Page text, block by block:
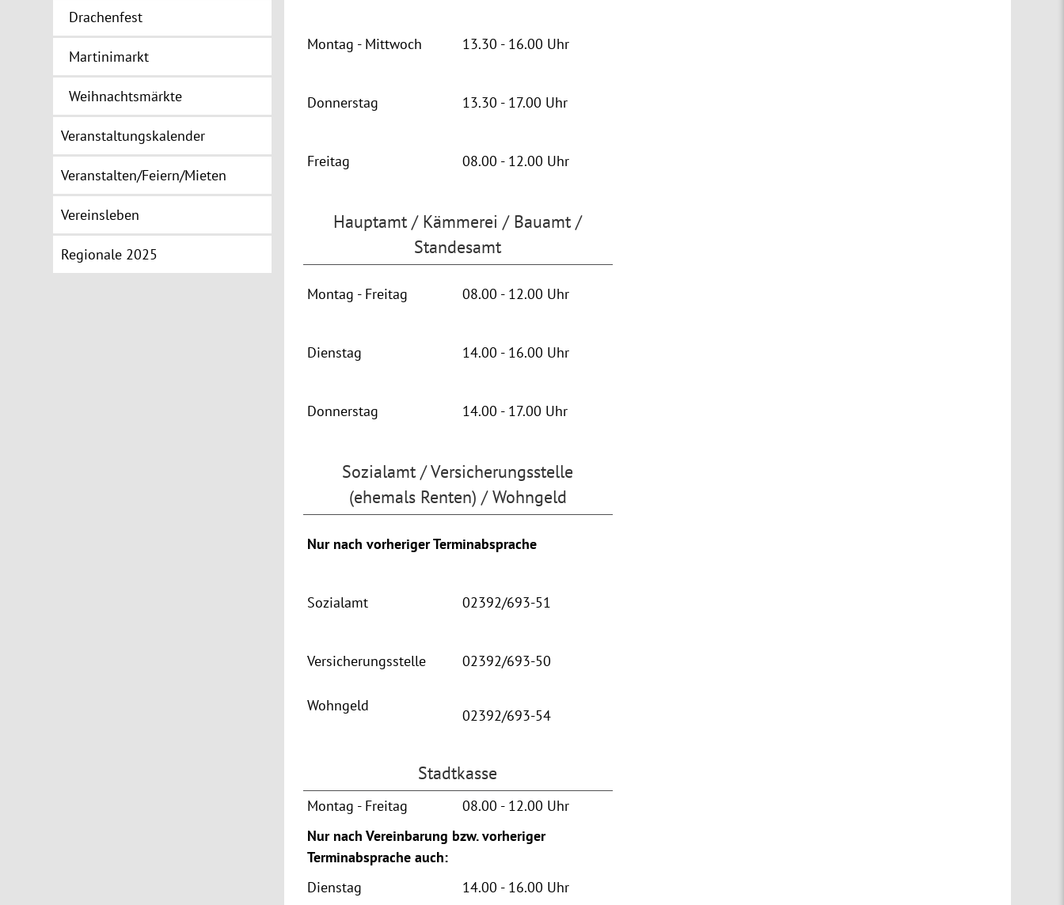
Drachenfest
Martinimarkt
Weihnachtsmärkte
Veranstaltungskalender
Veranstalten/Feiern/Mieten
Vereinsleben
Regionale 2025
Montag - Mittwoch 13.30 - 16.00 Uhr
Donnerstag 13.30 - 17.00 Uhr
Freitag 08.00 - 12.00 Uhr
Hauptamt / Kämmerei / Bauamt /
Standesamt
Montag - Freitag 08.00 - 12.00 Uhr
Dienstag 14.00 - 16.00 Uhr
Donnerstag 14.00 - 17.00 Uhr
Sozialamt / Versicherungsstelle
(ehemals Renten) / Wohngeld
Nur nach vorheriger Terminabsprache
Sozialamt 02392/693-51
Versicherungsstelle 02392/693-50
Wohngeld
02392/693-54
Stadtkasse
Montag - Freitag
08.00 - 12.00 Uhr
Nur nach Vereinbarung bzw. vorheriger
Terminabsprache auch:
Dienstag
14.00 - 16.00 Uhr